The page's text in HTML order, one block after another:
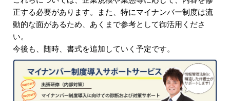
正する必要があります。また、特にマイナンバー制度は流
動的な面があるため、あくまで参考として御活用くださ
い。
今後も、随時、書式を追加していく予定です。